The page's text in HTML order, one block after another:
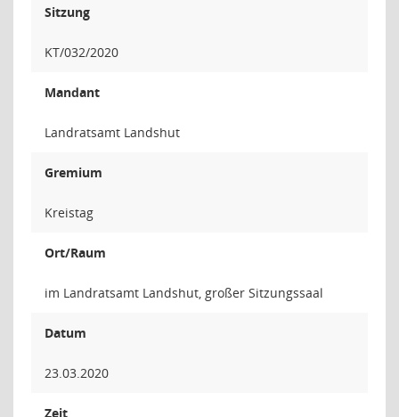
Sitzung
KT/032/2020
Mandant
Landratsamt Landshut
Gremium
Kreistag
Ort/Raum
im Landratsamt Landshut, großer Sitzungssaal
Datum
23.03.2020
Zeit